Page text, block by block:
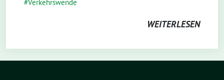
Verkehrswende
WEITERLESEN